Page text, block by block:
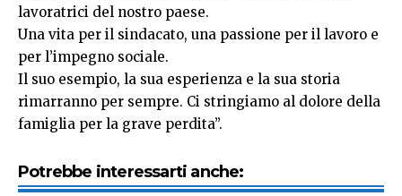
lavoratrici del nostro paese.
Una vita per il sindacato, una passione per il lavoro e
per l’impegno sociale.
Il suo esempio, la sua esperienza e la sua storia
rimarranno per sempre. Ci stringiamo al dolore della
famiglia per la grave perdita”.
Potrebbe interessarti anche: